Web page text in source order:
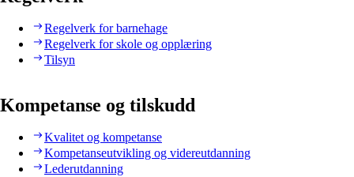
Regelverk for barnehage
Regelverk for skole og opplæring
Tilsyn
Kompetanse og tilskudd
Kvalitet og kompetanse
Kompetanseutvikling og videreutdanning
Lederutdanning